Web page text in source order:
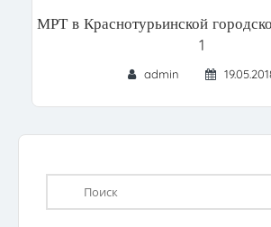
МРТ в Краснотурьинской
1
admin